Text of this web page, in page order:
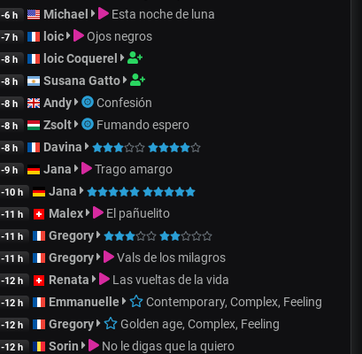
-6 h Michael Esta noche de luna
-7 h loic Ojos negros
-8 h loic Coquerel
-8 h Susana Gatto
-8 h Andy Confesión
-8 h Zsolt Fumando espero
-8 h Davina
-9 h Jana Trago amargo
-10 h Jana
-11 h Malex El pañuelito
-11 h Gregory
-11 h Gregory Vals de los milagros
-12 h Renata Las vueltas de la vida
-12 h Emmanuelle Contemporary, Complex, Feeling
-12 h Gregory Golden age, Complex, Feeling
-12 h Sorin No le digas que la quiero